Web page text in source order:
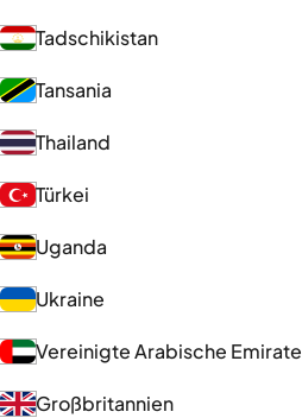
Tadschikistan
Tansania
Thailand
Türkei
Uganda
Ukraine
Vereinigte Arabische Emirate
Großbritannien